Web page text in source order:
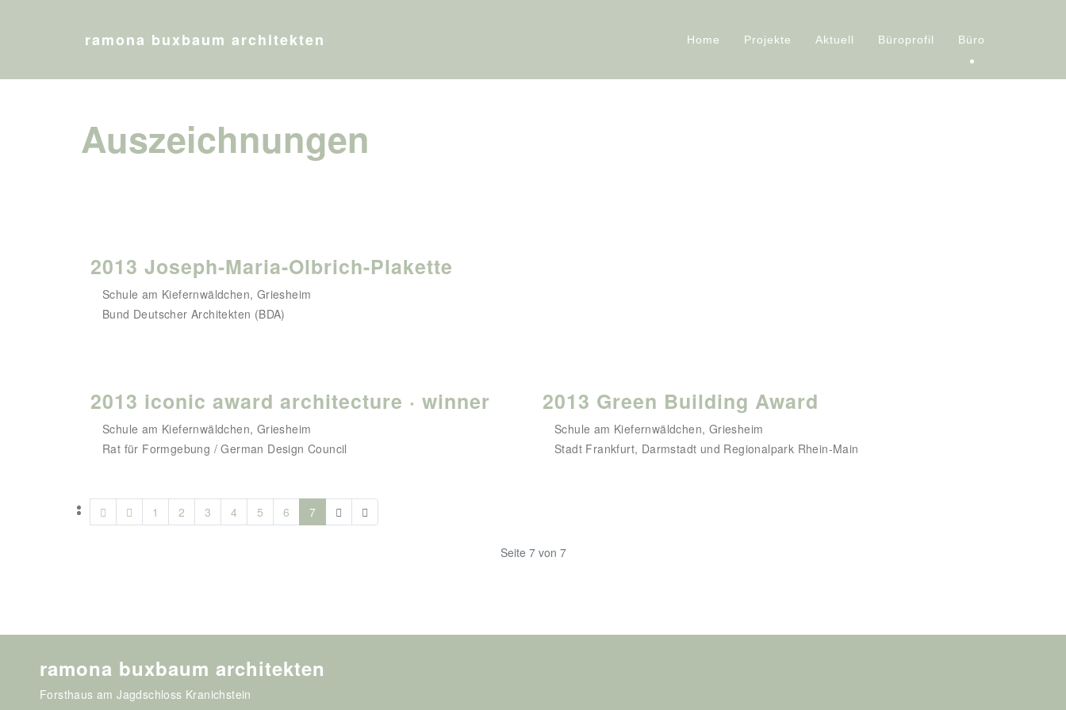
ramona buxbaum architekten Home Projekte Aktuell Büroprofil Büro
Auszeichnungen
2013 Joseph-Maria-Olbrich-Plakette
Schule am Kiefernwäldchen, Griesheim
Bund Deutscher Architekten (BDA)
2013 iconic award architecture · winner
Schule am Kiefernwäldchen, Griesheim
Rat für Formgebung / German Design Council
2013 Green Building Award
Schule am Kiefernwäldchen, Griesheim
Stadt Frankfurt, Darmstadt und Regionalpark Rhein-Main
1 2 3 4 5 6 7
Seite 7 von 7
ramona buxbaum architekten
Forsthaus am Jagdschloss Kranichstein